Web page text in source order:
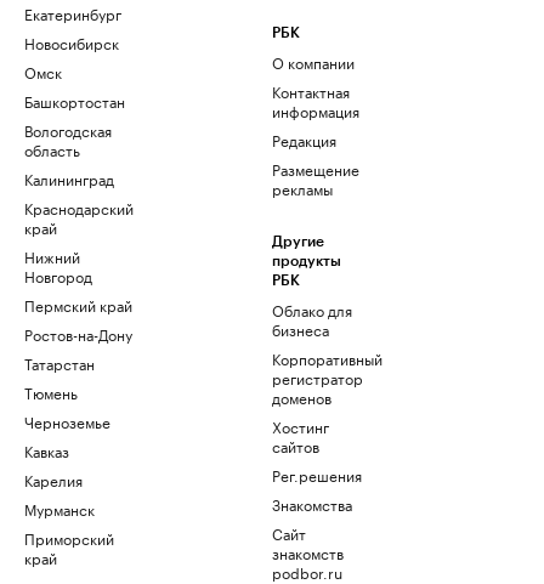
Екатеринбург
Новосибирск
Омск
Башкортостан
Вологодская
область
Калининград
Краснодарский
край
Нижний
Новгород
Пермский край
Ростов-на-Дону
Татарстан
Тюмень
Черноземье
Кавказ
Карелия
Мурманск
Приморский
край
РБК
О компании
Контактная
информация
Редакция
Размещение
рекламы
Другие
продукты
РБК
Облако для
бизнеса
Корпоративный
регистратор
доменов
Хостинг
сайтов
Рег.решения
Знакомства
Сайт
знакомств
podbor.ru